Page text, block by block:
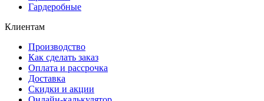
Гардеробные
Клиентам
Производство
Как сделать заказ
Оплата и рассрочка
Доставка
Скидки и акции